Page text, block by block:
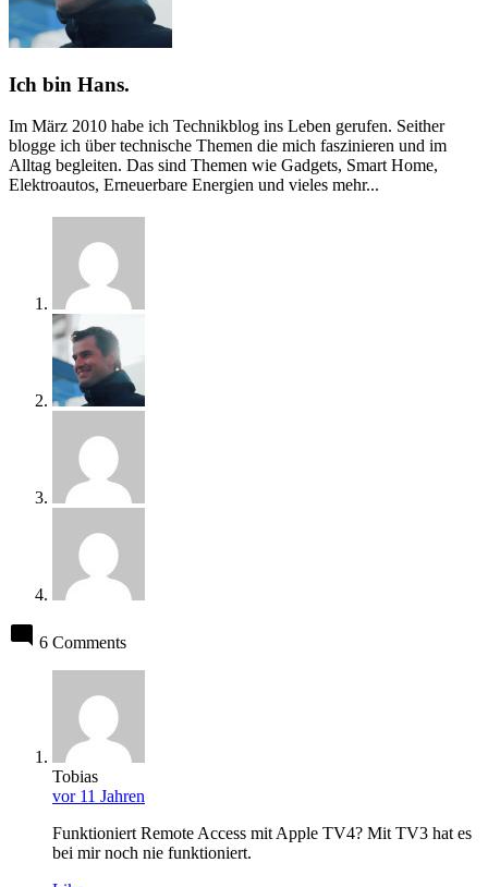
Ich bin Hans.
Im März 2010 habe ich Technikblog ins Leben gerufen. Seither
blogge ich über technische Themen die mich faszinieren und im
Alltag begleiten. Das sind Themen wie Gadgets, Smart Home,
Elektroautos, Erneuerbare Energien und vieles mehr...
6 Comments
Tobias
vor 11 Jahren
Funktioniert Remote Access mit Apple TV4? Mit TV3 hat es
bei mir noch nie funktioniert.